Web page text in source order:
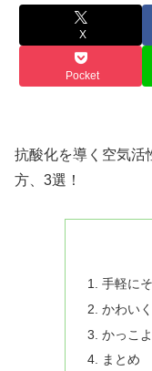
X
Pocket
抗酸化を導く空気活
方、3選！
手軽に
かわい
かっこ
まとめ